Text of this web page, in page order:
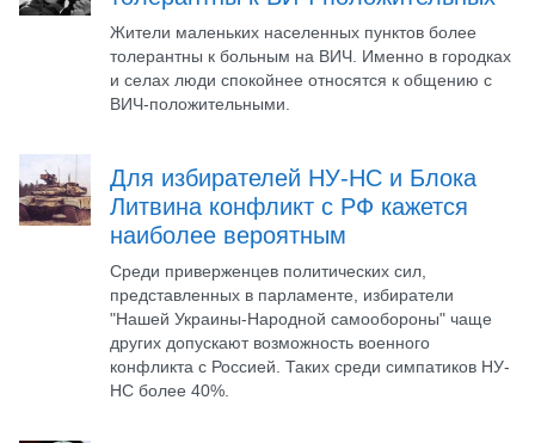
Жители маленьких населенных пунктов более
толерантны к больным на ВИЧ. Именно в городках
и селах люди спокойнее относятся к общению с
ВИЧ-положительными.
Для избирателей НУ-НС и Блока
Литвина конфликт с РФ кажется
наиболее вероятным
Среди приверженцев политических сил,
представленных в парламенте, избиратели
"Нашей Украины-Народной самообороны" чаще
других допускают возможность военного
конфликта с Россией. Таких среди симпатиков НУ-
НС более 40%.